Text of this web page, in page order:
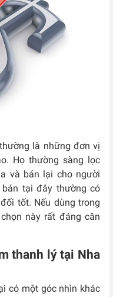
là những đơn vị
Họ thường sàng lọc
và bán lại cho người
tại đây thường có
tốt. Nếu dùng trong
này rất đáng cân
thanh lý tại Nha
có một góc nhìn khác